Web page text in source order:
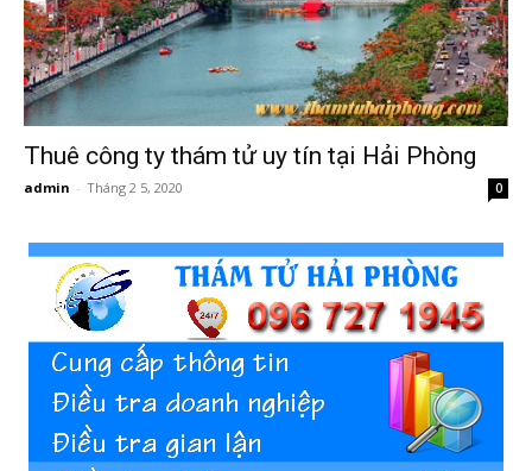
phong,
phong
Thuê công ty thám tử uy tín tại Hải Phòng
admin - Tháng 2 5, 2020 0